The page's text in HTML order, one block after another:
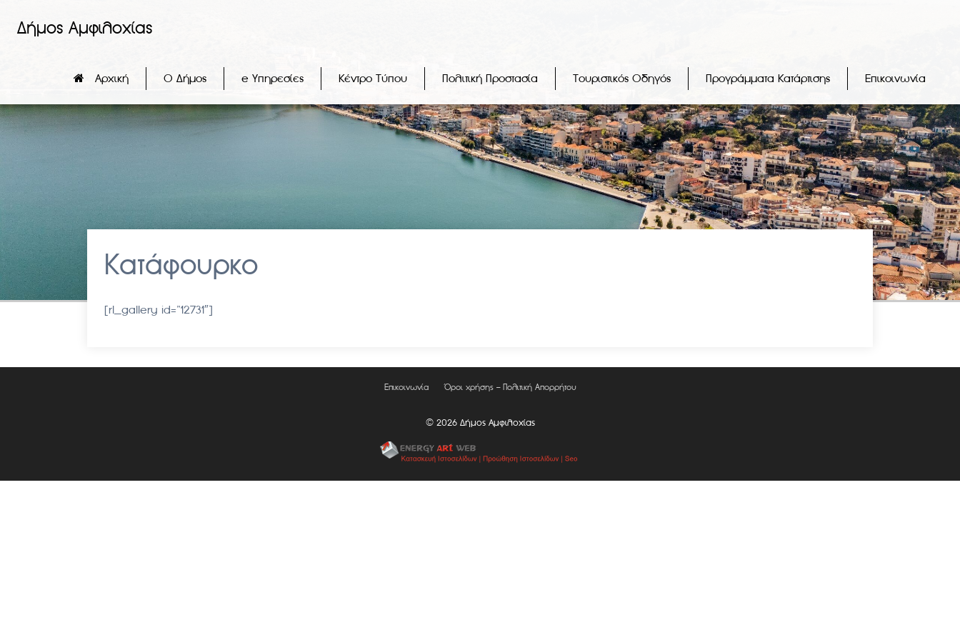
Δήμος Αμφιλοχίας
Αρχική Ο Δήμος e Υπηρεσίες Κέντρο Τύπου Πολιτική Προστασία Τουριστικός Οδηγός Προγράμματα Κατάρτισης Επικοινωνία
Κατάφουρκο
[rl_gallery id=”12731″]
Επικοινωνία Όροι χρήσης – Πολιτική Απορρήτου
© 2026 Δήμος Αμφιλοχίας